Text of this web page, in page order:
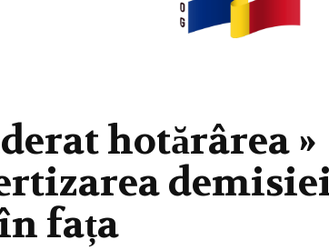
hotărârea »
fața